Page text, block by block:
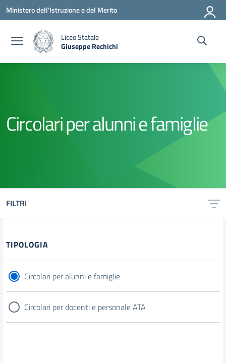
Vai ai contenuti
Vai al menu di navigazione
Vai al footer
Ministero dell'Istruzione e del Merito
Liceo Statale
Giuseppe Rechichi
Circolari per alunni e famiglie
FILTRI
Filtri
TIPOLOGIA
Circolari per alunni e famiglie
Circolari per docenti e personale ATA